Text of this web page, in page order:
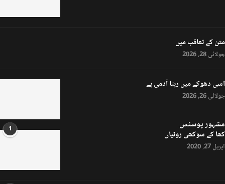
متن کے تعاقب میں
جولائی 28, 2026
اسی دھوکے میں رہتا آدمی ہے
جولائی 26, 2026
مشہور پوسٹس 1 کھا کے سوکھی روٹیاں
اپریل 27, 2020